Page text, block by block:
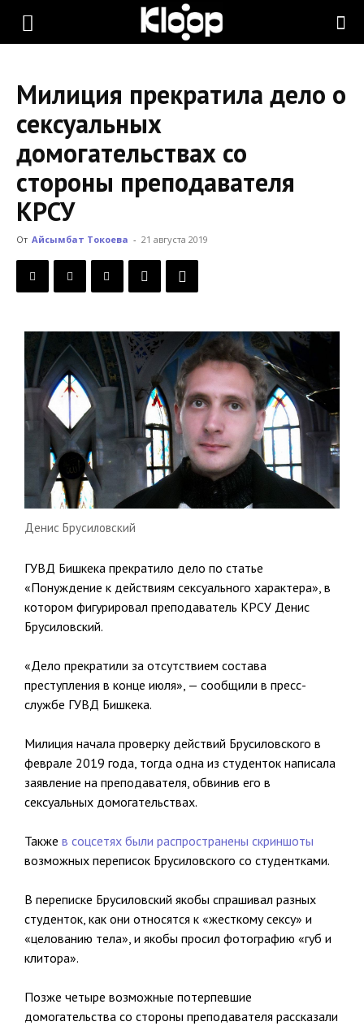
KLOOP.KG
Новости
Кыргызстана
Милиция прекратила дело о
сексуальных
домогательствах со
стороны преподавателя
КРСУ
От Айсымбат Токоева - 21 августа 2019
Денис Брусиловский
ГУВД Бишкека прекратило дело по статье
«Понуждение к действиям сексуального характера», в
котором фигурировал преподаватель КРСУ Денис
Брусиловский.
«Дело прекратили за отсутствием состава
преступления в конце июля», — сообщили в пресс-
службе ГУВД Бишкека.
Милиция начала проверку действий Брусиловского в
феврале 2019 года, тогда одна из студенток написала
заявление на преподавателя, обвинив его в
сексуальных домогательствах.
Также в соцсетях были распространены скриншоты
возможных переписок Брусиловского со студентками.
В переписке Брусиловский якобы спрашивал разных
студенток, как они относятся к «жесткому сексу» и
«целованию тела», и якобы просил фотографию «губ и
клитора».
Позже четыре возможные потерпевшие
домогательства со стороны преподавателя рассказали